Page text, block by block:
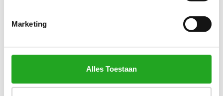
Marketing
Alles Toestaan